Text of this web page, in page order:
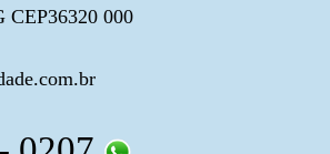
CEP36320 000